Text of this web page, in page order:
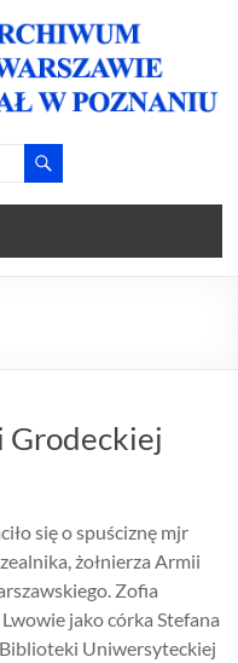
Grodeckiej
się o spuściznę mjr
żołnierza Armii
Zofia
jako córka Stefana
Uniwersyteckiej